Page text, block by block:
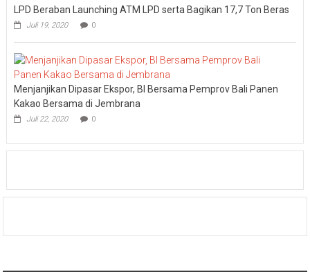
LPD Beraban Launching ATM LPD serta Bagikan 17,7 Ton Beras
Juli 19, 2020 0
Menjanjikan Dipasar Ekspor, BI Bersama Pemprov Bali Panen
Kakao Bersama di Jembrana
Juli 22, 2020 0